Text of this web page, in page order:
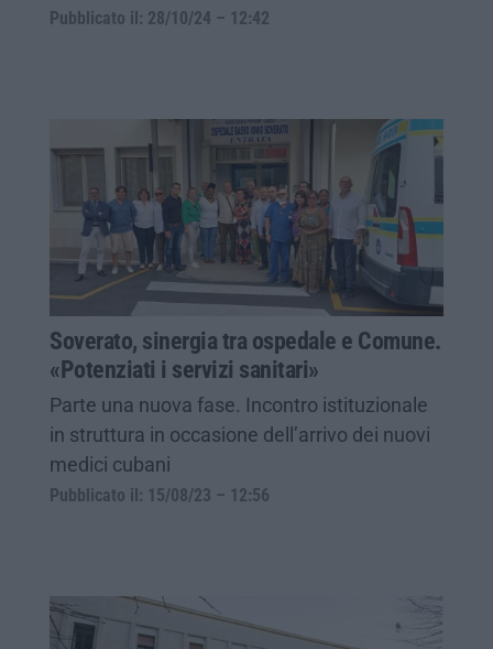
Pubblicato il: 28/10/24 – 12:42
Soverato, sinergia tra ospedale e Comune.
«Potenziati i servizi sanitari»
Parte una nuova fase. Incontro istituzionale
in struttura in occasione dell’arrivo dei nuovi
medici cubani
Pubblicato il: 15/08/23 – 12:56